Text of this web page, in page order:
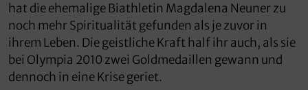
hat die ehemalige Biathletin Magdalena Neuner zu
noch mehr Spiritualität gefunden als je zuvor in
ihrem Leben. Die geistliche Kraft half ihr auch, als sie
bei Olympia 2010 zwei Goldmedaillen gewann und
dennoch in eine Krise geriet.